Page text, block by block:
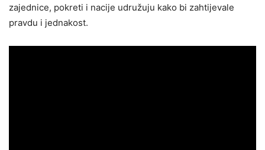
zajednice, pokreti i nacije udružuju kako bi zahtijevale
pravdu i jednakost.